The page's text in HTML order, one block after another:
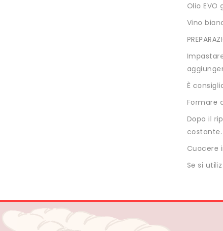
Olio EVO
Vino
È
Formare
Dopo il
costante.
Cuocere
Se si